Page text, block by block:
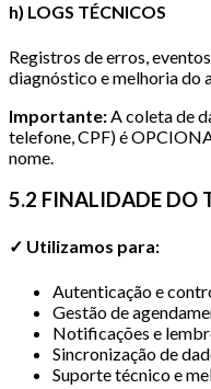
h) LOGS TÉCNICOS
Registros de erros,
diagnóstico e melhoria do
Importante: A coleta de
telefone, CPF) é
nome.
5.2 FINALIDADE DO
✓ Utilizamos para:
Autenticação e
Gestão de
Notificações e
Sincronização de
Suporte técnico e